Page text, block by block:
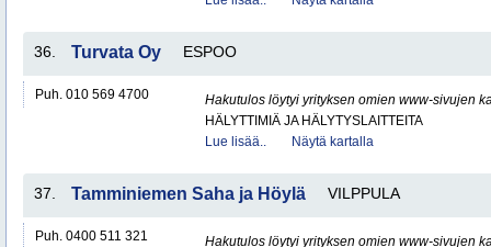
36. Turvata Oy ESPOO
Puh. 010 569 4700
Hakutulos löytyi yrityksen omien www-sivujen
HÄLYTTIMIÄ JA HÄLYTYSLAITTEITA
Lue lisää..
Näytä kartalla
37. Tamminiemen Saha ja Höylä VILPPULA
Puh. 0400 511 321
Hakutulos löytyi yrityksen omien www-sivujen